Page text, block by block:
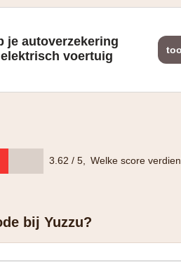
je autoverzekering
voertuig
3.62 / 5, Welke score
bij Yuzzu?